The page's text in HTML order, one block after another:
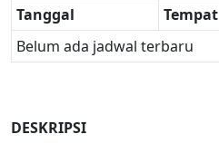
Tanggal Tempat
Belum ada jadwal terbaru
DESKRIPSI